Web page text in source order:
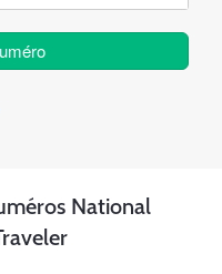
National